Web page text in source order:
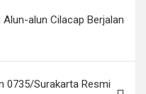
alun Cilacap Berjalan
0735/Surakarta Resmi